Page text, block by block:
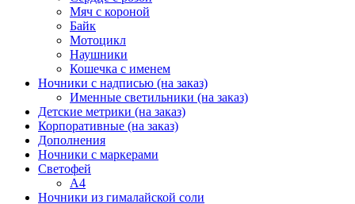
Мяч с короной
Байк
Мотоцикл
Наушники
Кошечка с именем
Ночники с надписью (на заказ)
Именные светильники (на заказ)
Детские метрики (на заказ)
Корпоративные (на заказ)
Дополнения
Ночники с маркерами
Светофей
А4
Ночники из гималайской соли